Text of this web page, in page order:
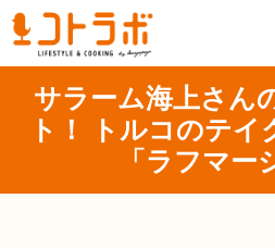
サラーム海上さん
ト！ トルコのテ
「ラフマー